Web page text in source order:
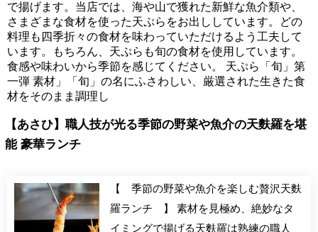
で揚げます。当店では、海や山で獲れた新鮮な魚介類や、
さまざまな食材を使った天ぷらをお出ししています。どの
料理も四季折々の食材を味わっていただけるよう工夫して
います。もちろん、天ぷらも旬の食材を使用しています。
食感や味わいから季節を感じてください。 天ぷら「旬」第
一弾 素材」「旬」の名にふさわしい、厳選された生きた食
材をそのまま調理し
【あさひ】職人技が光る季節の野菜や魚介の天麩羅を堪
能 豪華ランチ
【 季節の野菜や魚介を楽しむ贅沢天麩
羅ランチ 】 素材を見極め、絶妙なタ
イミングで揚げる天麩羅は熟練の職人